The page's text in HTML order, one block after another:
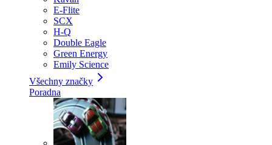
E-Flite
SCX
H-Q
Double Eagle
Green Energy
Emily Science
Všechny značky
Poradna